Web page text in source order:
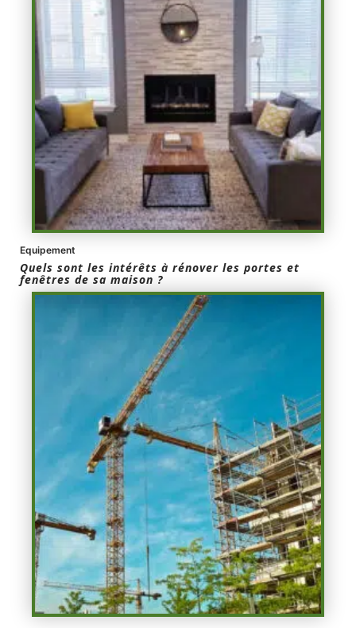
Equipement
Quels sont les intérêts à rénover les portes et
fenêtres de sa maison ?